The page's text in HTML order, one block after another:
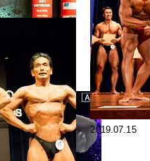
2023.09.03
2019.07.15